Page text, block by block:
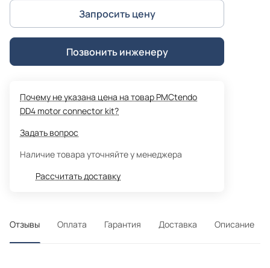
Запросить цену
Позвонить инженеру
Почему не указана цена на товар PMCtendo
DD4 motor connector kit?
Задать вопрос
Наличие товара уточняйте у менеджера
Рассчитать доставку
Отзывы Оплата Гарантия Доставка Описание